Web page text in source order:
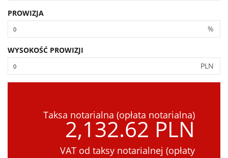
PROWIZJA
%
WYSOKOŚĆ PROWIZJI
PLN
Taksa notarialna (opłata notarialna)
2,132.62 PLN
VAT od taksy notarialnej (opłaty